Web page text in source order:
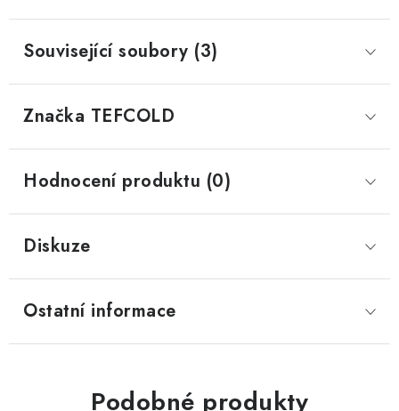
Související soubory (3)
Značka TEFCOLD
Hodnocení produktu (0)
Diskuze
Ostatní informace
Podobné produkty